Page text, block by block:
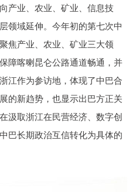
产业、农业、矿业、信息技
领域延伸。今年初的第七次中
焦产业、农业、矿业三大领
障喀喇昆仑公路通道畅通，并
江作为参访地，体现了中巴合
的新趋势，也显示出巴方正关
汲取浙江在民营经济、数字创
巴长期政治互信转化为具体的